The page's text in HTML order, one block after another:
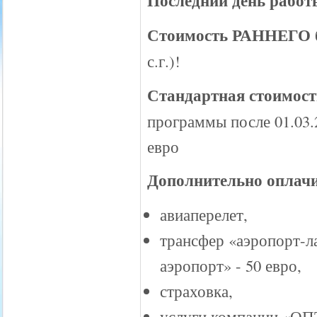
Стоимость РАННЕГО
с.г.)!
Стандартная
программы после
евро
Дополнительно
авиаперелет,
трансфер «аэропорт-
аэропорт» - 50 евро,
страховка,